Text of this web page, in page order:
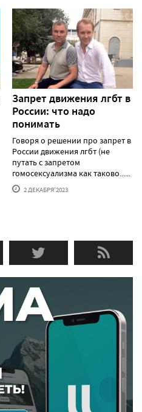
Запрет движения лгбт в
России: что надо
понимать
Говоря о решении про запрет в
России движения лгбт (не
путать с запретом
гомосексуализма как таково......
2 ДЕКАБРЯ'2023